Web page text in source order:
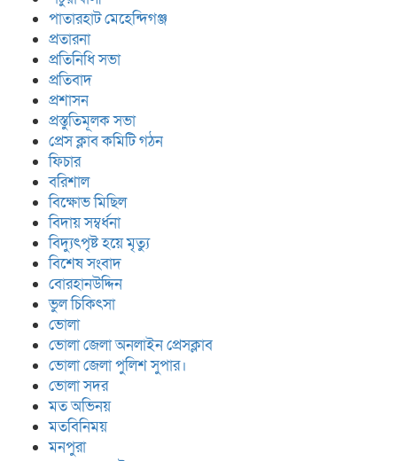
পাতারহাট মেহেন্দিগঞ্জ
প্রতারনা
প্রতিনিধি সভা
প্রতিবাদ
প্রশাসন
প্রস্তুতিমূলক সভা
প্রেস ক্লাব কমিটি গঠন
ফিচার
বরিশাল
বিক্ষোভ মিছিল
বিদায় সম্বর্ধনা
বিদ্যুৎপৃষ্ট হয়ে মৃত্যু
বিশেষ সংবাদ
বোরহানউদ্দিন
ভুল চিকিৎসা
ভোলা
ভোলা জেলা অনলাইন প্রেসক্লাব
ভোলা জেলা পুলিশ সুপার।
ভোলা সদর
মত অভিনয়
মতবিনিময়
মনপুরা